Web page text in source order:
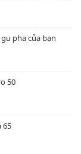
pha của bạn
50
65